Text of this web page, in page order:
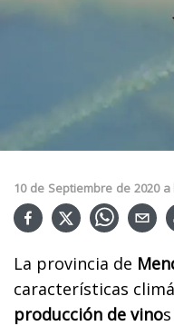
10 de Septiembre de 2020 a
La provincia de
características
producción de vino